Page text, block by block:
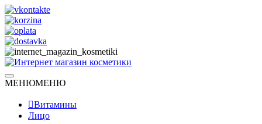
Skip
to
content
Интернет магазин косметики
Натуральная косметика
МЕНЮМЕНЮ
Витамины
Лицо